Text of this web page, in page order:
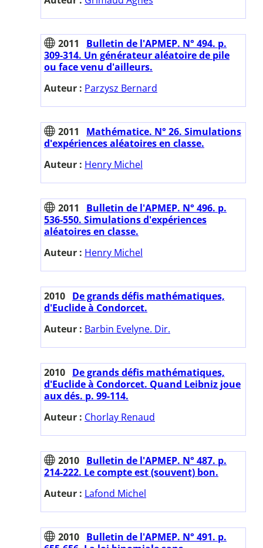
2011
Bulletin de l'APMEP. N° 494. p.
309-314. Un générateur aléatoire de pile
ou face venu d'ailleurs.
Auteur : Parzysz Bernard
2011
Mathématice. N° 26. Simulations
d'expériences aléatoires en classe.
Auteur : Henry Michel
2011
Bulletin de l'APMEP. N° 496. p.
536-550. Simulations d'expériences
aléatoires en classe.
Auteur : Henry Michel
2010 De grands défis mathématiques,
d'Euclide à Condorcet.
Auteur : Barbin Evelyne. Dir.
2010 De grands défis mathématiques,
d'Euclide à Condorcet. Quand Leibniz joue
aux dés. p. 99-114.
Auteur : Chorlay Renaud
2010 Bulletin de l'APMEP. N° 487. p.
214-222. Le compte est (souvent) bon.
Auteur : Lafond Michel
2010 Bulletin de l'APMEP. N° 491. p.